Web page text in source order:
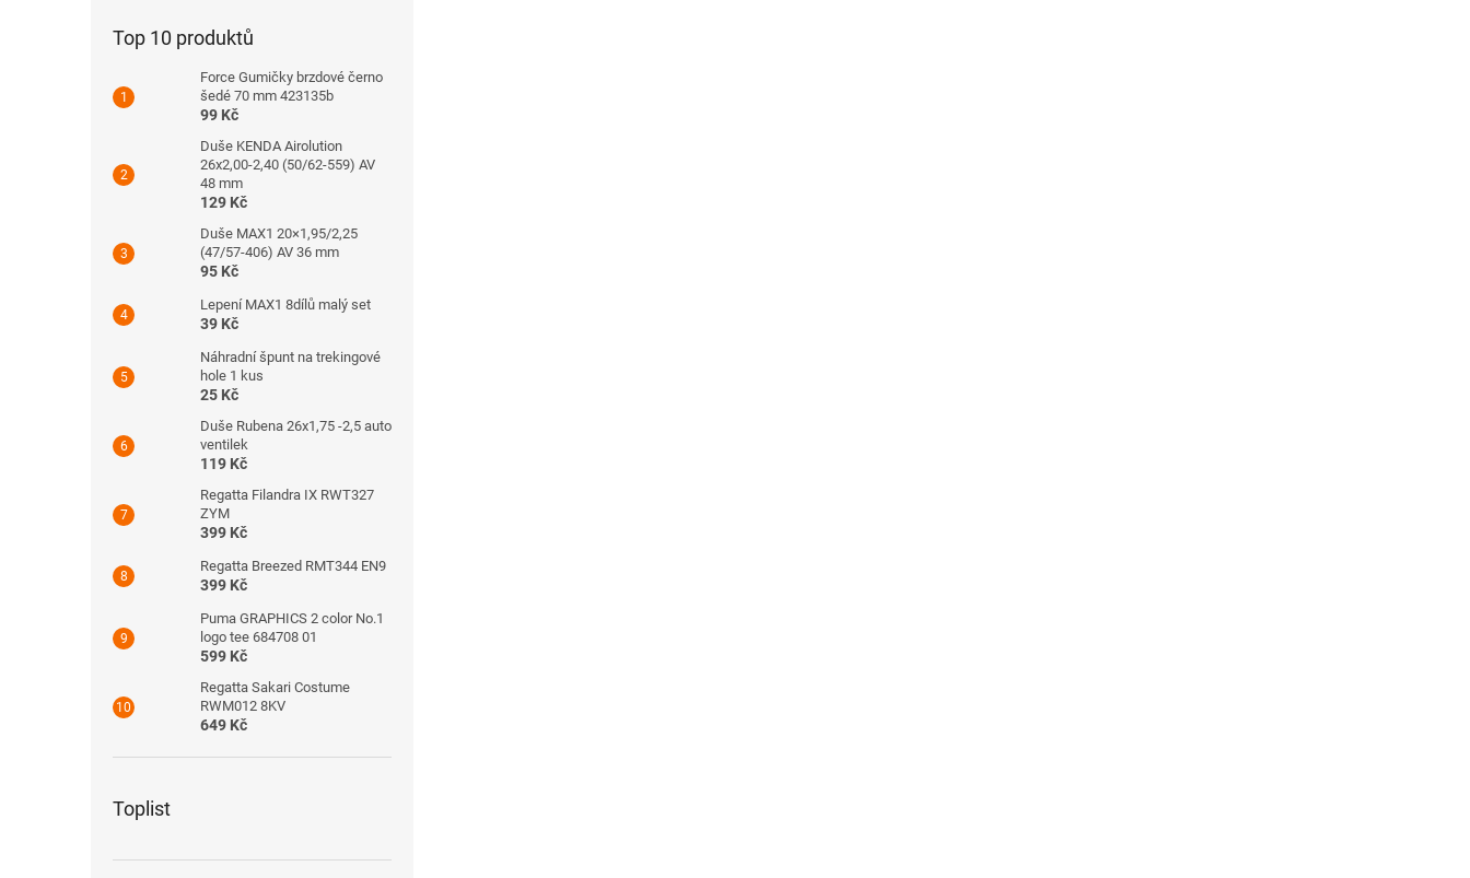
Top 10 produktů
Force Gumičky brzdové černo
šedé 70 mm 423135b
99 Kč
Duše KENDA Airolution
26x2,00-2,40 (50/62-559) AV
48 mm
129 Kč
Duše MAX1 20×1,95/2,25
(47/57-406) AV 36 mm
95 Kč
Lepení MAX1 8dílů malý set
39 Kč
Náhradní špunt na trekingové
hole 1 kus
25 Kč
Duše Rubena 26x1,75 -2,5 auto
ventilek
119 Kč
Regatta Filandra IX RWT327
ZYM
399 Kč
Regatta Breezed RMT344 EN9
399 Kč
Puma GRAPHICS 2 color No.1
logo tee 684708 01
599 Kč
Regatta Sakari Costume
RWM012 8KV
649 Kč
Toplist